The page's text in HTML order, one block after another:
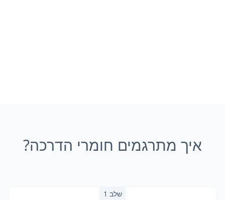
איך מתרגמים חומרי הדרכה?
שלב 1